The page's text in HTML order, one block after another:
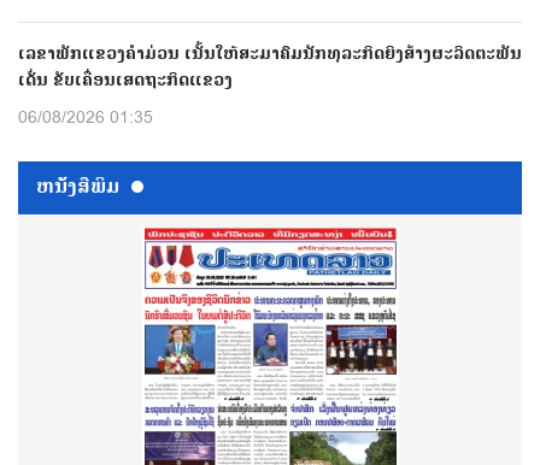
ເລຂາພັກແຂວງຄຳມ່ວນ ເນັ້ນໃຫ້ສະມາຄົມນັກທຸລະກິດຍິງສ້າງຜະລິດຕະພັນ
ເດັ່ນ ຂັບເຄື່ອນເສດຖະກິດແຂວງ
06/08/2026 01:35
ຫນ້ັງສືພິມ